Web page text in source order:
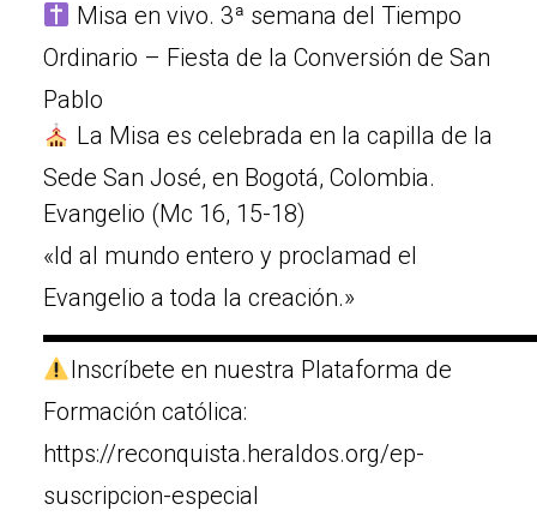
Misa en vivo. 3ª semana del Tiempo
Ordinario – Fiesta de la Conversión de San
Pablo
La Misa es celebrada en la capilla de la
Sede San José, en Bogotá, Colombia.
Evangelio (Mc 16, 15-18)
«ld al mundo entero y proclamad el
Evangelio a toda la creación.»
Inscríbete en nuestra Plataforma de
Formación católica:
https://reconquista.heraldos.org/ep-
suscripcion-especial